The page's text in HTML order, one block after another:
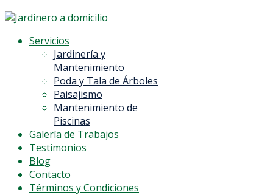
Servicios
Jardinería y
Mantenimiento
Poda y Tala de Árboles
Paisajismo
Mantenimiento de
Piscinas
Galería de Trabajos
Testimonios
Blog
Contacto
Términos y Condiciones